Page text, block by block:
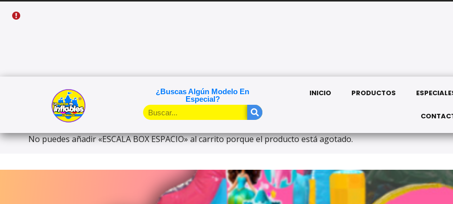
¿Buscas Algún Modelo En
Especial?
INICIO PRODUCTOS
No puedes añadir «ESCALA BOX ESPACIO» al carrito porque el producto está agotado.